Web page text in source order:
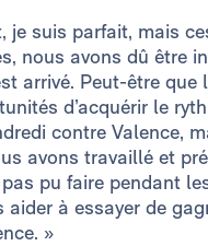
je suis parfait, mais
nous avons dû être
arrivé. Peut-être que
d’acquérir le
contre Valence,
avons travaillé et
pas pu faire pendant
aider à essayer de
»